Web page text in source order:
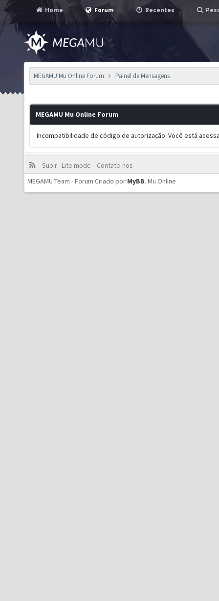
Home Forum Recentes
MEGAMU Mu Online Forum Painel de Mensagens
MEGAMU Mu Online Forum
Incompatibilidade de código de autorização. Você está
Subir Lite mode
Contate-nos
MEGAMU Team - Forum Criado por MyBB. Mu Online